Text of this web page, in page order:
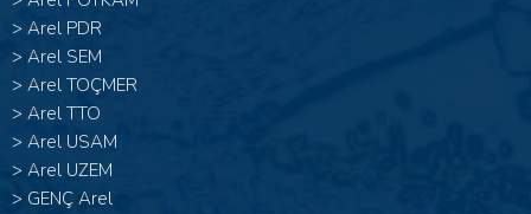
> Arel PDR
> Arel SEM
> Arel TOÇMER
> Arel TTO
> Arel USAM
> Arel UZEM
> GENÇ Arel